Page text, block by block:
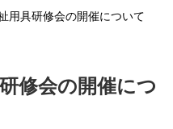
用具研修会の開催について
修会の開催につ